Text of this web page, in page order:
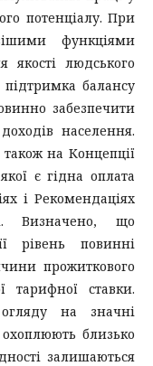
потенціалу. При
функціями
якості людського
підтримка балансу
забезпечити
населення.
також на Концепції
є гідна оплата
і Рекомендаціях
Визначено, що
рівень повинні
прожиткового
тарифної ставки.
на значні
близько
залишаються